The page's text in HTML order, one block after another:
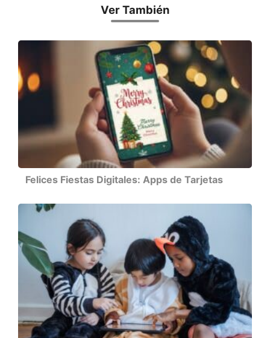
Ver También
Felices Fiestas Digitales: Apps de Tarjetas